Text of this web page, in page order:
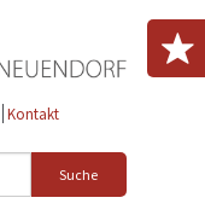
Kontakt
Suche